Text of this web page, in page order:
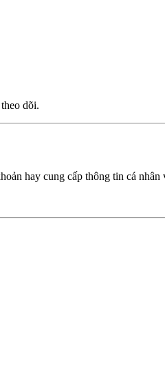
dõi.
hay cung cấp thông tin cá